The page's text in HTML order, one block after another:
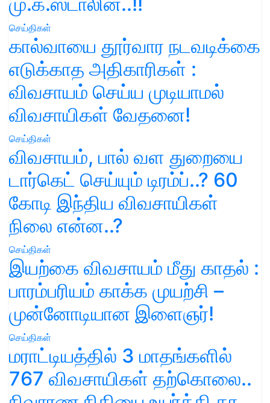
செய்திகள்
கால்வாயை தூர்வார நடவடிக்கை
எடுக்காத அதிகாரிகள் :
விவசாயம் செய்ய முடியாமல்
விவசாயிகள் வேதனை!
செய்திகள்
விவசாயம், பால் வள துறையை
டார்கெட் செய்யும் டிரம்ப்..? 60
கோடி இந்திய விவசாயிகள்
நிலை என்ன..?
செய்திகள்
இயற்கை விவசாயம் மீது காதல் :
பாரம்பரியம் காக்க முயற்சி –
முன்னோடியான இளைஞர்!
செய்திகள்
மராட்டியத்தில் 3 மாதங்களில்
767 விவசாயிகள் தற்கொலை..